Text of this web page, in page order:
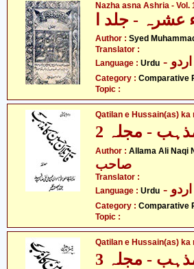
Nazha asna Ashria - Vol.
عشرہ - جلد ا
Author : Syed
Translator :
Language : Urdu - اردو
Category : Comparative
Topic :
Qatilan e Hussain(as) ka
- مجلہ 2
Author : Allama Ali Naqi
صاحب
Translator :
Language : Urdu - اردو
Category : Comparative
Topic :
Qatilan e Hussain(as) ka
- مجلہ 3